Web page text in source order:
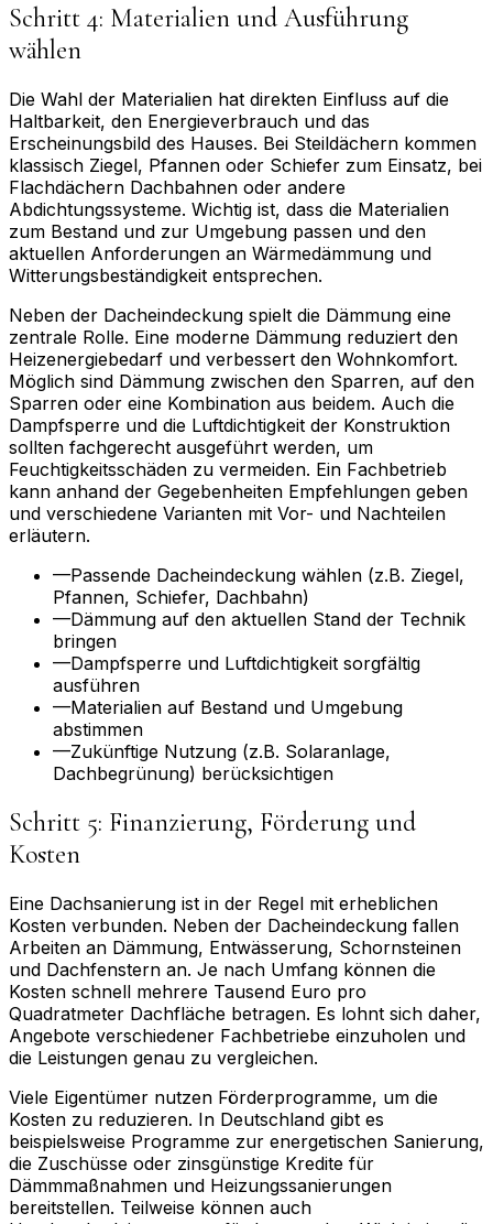
Schritt 4: Materialien und Ausführung
wählen
Die Wahl der Materialien hat direkten Einfluss auf die
Haltbarkeit, den Energieverbrauch und das
Erscheinungsbild des Hauses. Bei Steildächern kommen
klassisch Ziegel, Pfannen oder Schiefer zum Einsatz, bei
Flachdächern Dachbahnen oder andere
Abdichtungssysteme. Wichtig ist, dass die Materialien
zum Bestand und zur Umgebung passen und den
aktuellen Anforderungen an Wärmedämmung und
Witterungsbeständigkeit entsprechen.
Neben der Dacheindeckung spielt die Dämmung eine
zentrale Rolle. Eine moderne Dämmung reduziert den
Heizenergiebedarf und verbessert den Wohnkomfort.
Möglich sind Dämmung zwischen den Sparren, auf den
Sparren oder eine Kombination aus beidem. Auch die
Dampfsperre und die Luftdichtigkeit der Konstruktion
sollten fachgerecht ausgeführt werden, um
Feuchtigkeitsschäden zu vermeiden. Ein Fachbetrieb
kann anhand der Gegebenheiten Empfehlungen geben
und verschiedene Varianten mit Vor- und Nachteilen
erläutern.
—Passende Dacheindeckung wählen (z.B. Ziegel,
Pfannen, Schiefer, Dachbahn)
—Dämmung auf den aktuellen Stand der Technik
bringen
—Dampfsperre und Luftdichtigkeit sorgfältig
ausführen
—Materialien auf Bestand und Umgebung
abstimmen
—Zukünftige Nutzung (z.B. Solaranlage,
Dachbegrünung) berücksichtigen
Schritt 5: Finanzierung, Förderung und
Kosten
Eine Dachsanierung ist in der Regel mit erheblichen
Kosten verbunden. Neben der Dacheindeckung fallen
Arbeiten an Dämmung, Entwässerung, Schornsteinen
und Dachfenstern an. Je nach Umfang können die
Kosten schnell mehrere Tausend Euro pro
Quadratmeter Dachfläche betragen. Es lohnt sich daher,
Angebote verschiedener Fachbetriebe einzuholen und
die Leistungen genau zu vergleichen.
Viele Eigentümer nutzen Förderprogramme, um die
Kosten zu reduzieren. In Deutschland gibt es
beispielsweise Programme zur energetischen Sanierung,
die Zuschüsse oder zinsgünstige Kredite für
Dämmmaßnahmen und Heizungssanierungen
bereitstellen. Teilweise können auch